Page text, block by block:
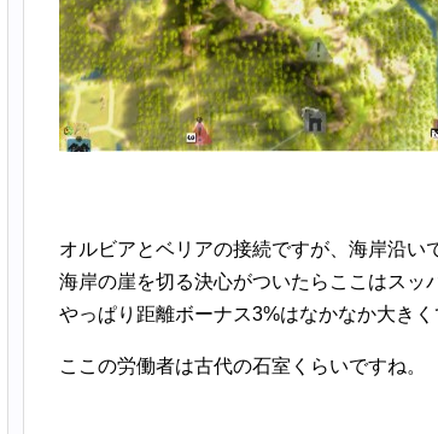
オルビアとベリアの接続ですが、海岸沿い
海岸の崖を切る決心がついたらここはスッ
やっぱり距離ボーナス3%はなかなか大きく
ここの労働者は古代の石室くらいですね。